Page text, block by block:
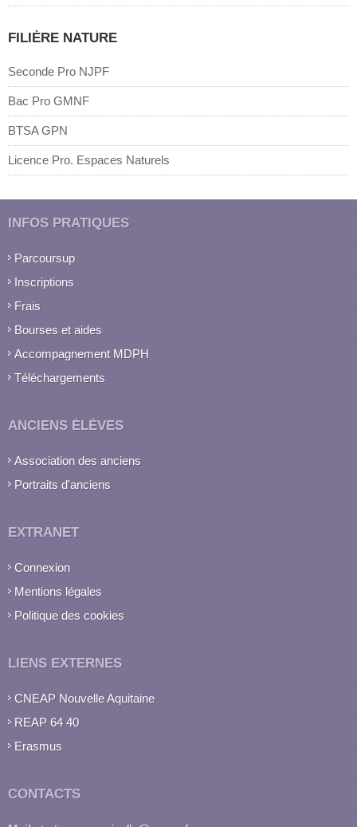
FILIÈRE NATURE
Seconde Pro NJPF
Bac Pro GMNF
BTSA GPN
Licence Pro. Espaces Naturels
INFOS PRATIQUES
Parcoursup
Inscriptions
Frais
Bourses et aides
Accompagnement MDPH
Téléchargements
ANCIENS ÉLÈVES
Association des anciens
Portraits d'anciens
EXTRANET
Connexion
Mentions légales
Politique des cookies
LIENS EXTERNES
CNEAP Nouvelle Aquitaine
REAP 64 40
Erasmus
CONTACTS